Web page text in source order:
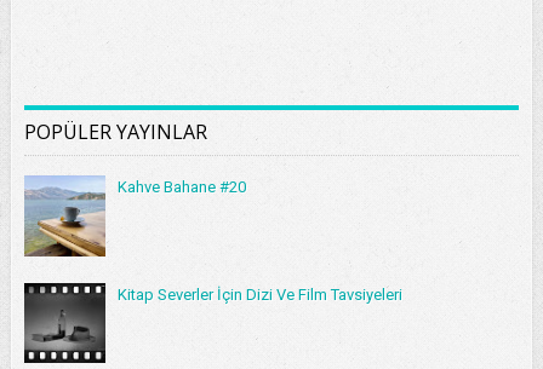
POPÜLER YAYINLAR
Kahve Bahane #20
Kitap Severler İçin Dizi Ve Film Tavsiyeleri